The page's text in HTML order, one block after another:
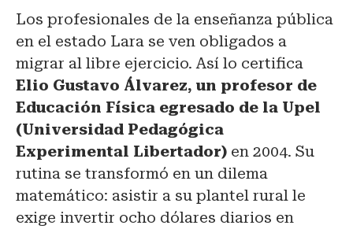
Los profesionales de la enseñanza pública
en el estado Lara se ven obligados a
migrar al libre ejercicio. Así lo certifica
Elio Gustavo Álvarez, un profesor de
Educación Física egresado de la Upel
(Universidad Pedagógica
Experimental Libertador) en 2004. Su
rutina se transformó en un dilema
matemático: asistir a su plantel rural le
exige invertir ocho dólares diarios en